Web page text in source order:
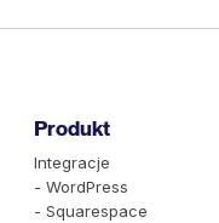
Produkt
Integracje
- WordPress
- Squarespace